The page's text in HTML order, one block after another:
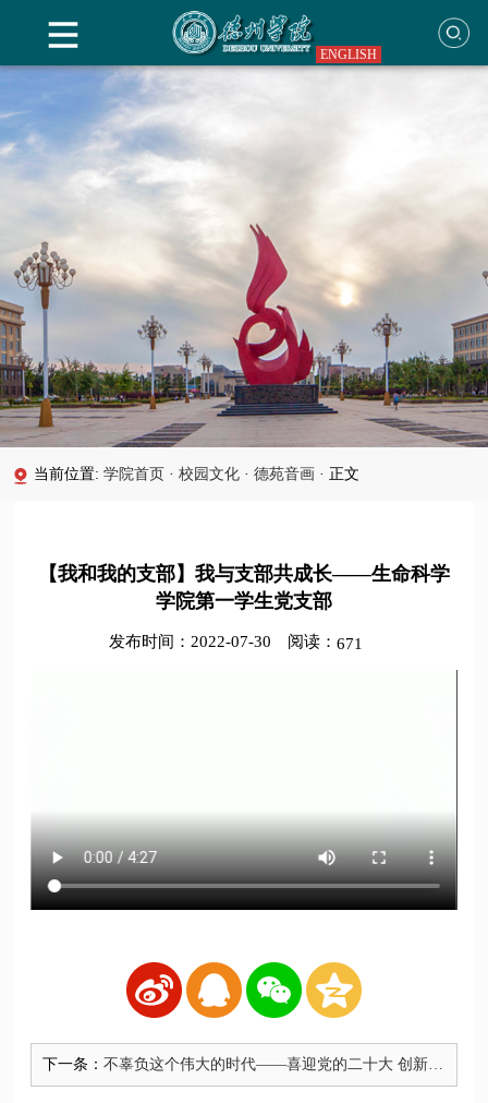
ENGLISH
当前位置:学院首页 · 校园文化 · 德苑音画 · 正文
【我和我的支部】我与支部共成长——生命科学
学院第一学生党支部
发布时间：2022-07-30 阅读： 671
下一条：不辜负这个伟大的时代——喜迎党的二十大 创新聚
力当先锋“我来讲党课”专题活动优秀作品展播（第2